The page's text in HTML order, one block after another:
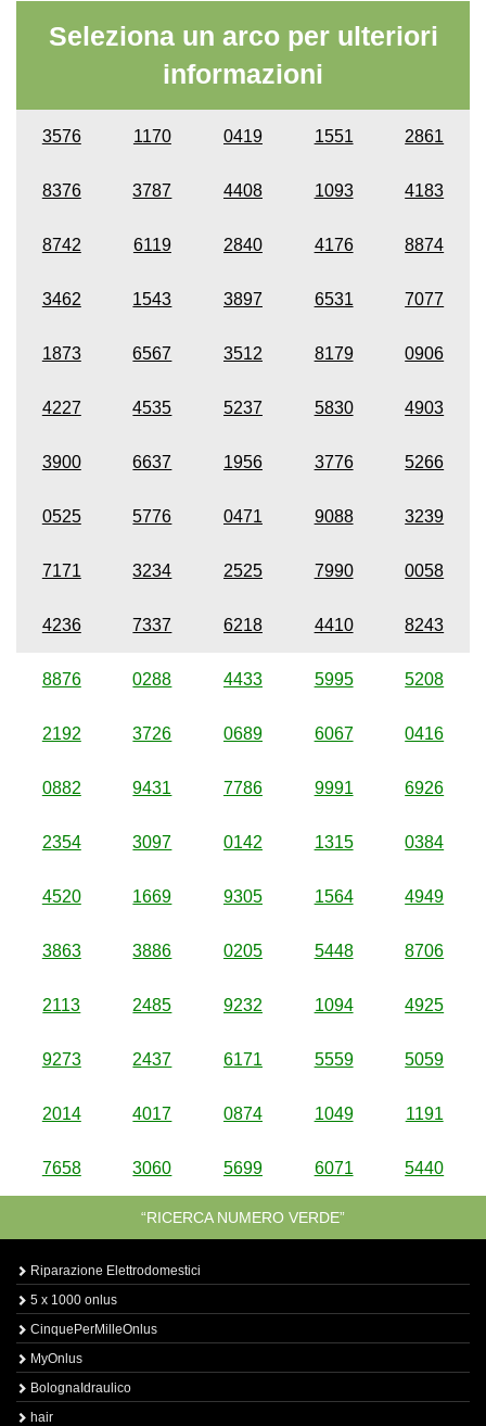
Seleziona un arco per ulteriori
informazioni
3576 1170 0419 1551 2861
8376 3787 4408 1093 4183
8742 6119 2840 4176 8874
3462 1543 3897 6531 7077
1873 6567 3512 8179 0906
4227 4535 5237 5830 4903
3900 6637 1956 3776 5266
0525 5776 0471 9088 3239
7171 3234 2525 7990 0058
4236 7337 6218 4410 8243
8876 0288 4433 5995 5208
2192 3726 0689 6067 0416
0882 9431 7786 9991 6926
2354 3097 0142 1315 0384
4520 1669 9305 1564 4949
3863 3886 0205 5448 8706
2113 2485 9232 1094 4925
9273 2437 6171 5559 5059
2014 4017 0874 1049 1191
7658 3060 5699 6071 5440
“RICERCA NUMERO VERDE”
Riparazione Elettrodomestici
5 x 1000 onlus
CinquePerMilleOnlus
MyOnlus
BolognaIdraulico
hair